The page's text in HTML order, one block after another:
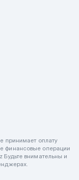
принимает оплату
финансовые операции
Будьте внимательны и